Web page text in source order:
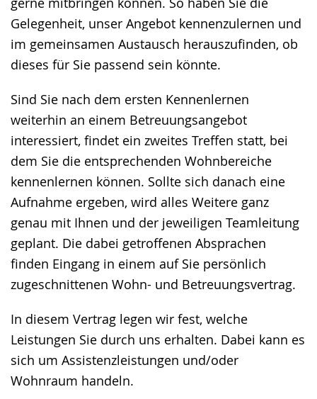
Gelegenheit, unser Angebot kennenzulernen und
im gemeinsamen Austausch herauszufinden, ob
dieses für Sie passend sein könnte.
Sind Sie nach dem ersten Kennenlernen
weiterhin an einem Betreuungsangebot
interessiert, findet ein zweites Treffen statt, bei
dem Sie die entsprechenden Wohnbereiche
kennenlernen können. Sollte sich danach eine
Aufnahme ergeben, wird alles Weitere ganz
genau mit Ihnen und der jeweiligen Teamleitung
geplant. Die dabei getroffenen Absprachen
finden Eingang in einem auf Sie persönlich
zugeschnittenen Wohn- und Betreuungsvertrag.
In diesem Vertrag legen wir fest, welche
Leistungen Sie durch uns erhalten. Dabei kann es
sich um Assistenzleistungen und/oder
Wohnraum handeln.